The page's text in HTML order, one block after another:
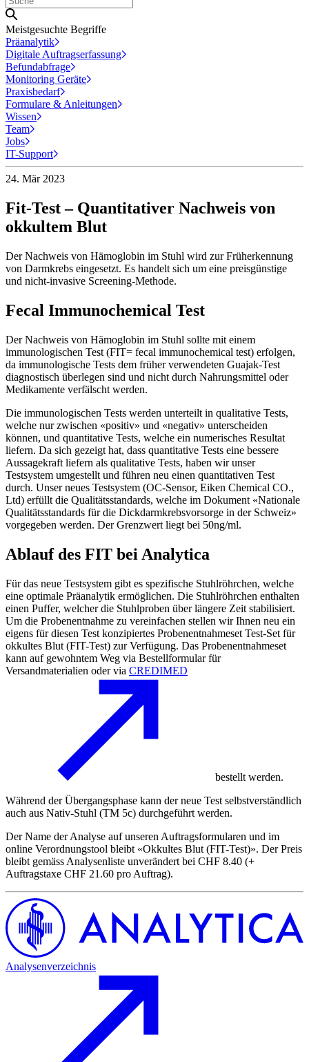
Meistgesuchte Begriffe
Präanalytik
Digitale Auftragserfassung
Befundabfrage
Monitoring Geräte
Praxisbedarf
Formulare & Anleitungen
Wissen
Team
Jobs
IT-Support
24. Mär 2023
Fit-Test – Quanti­tativer Nach­weis von
okkultem Blut
Der Nachweis von Hämoglobin im Stuhl wird zur Früherkennung
von Darmkrebs eingesetzt. Es handelt sich um eine preisgünstige
und nicht-invasive Screening-Methode.
Fecal Immunochemical Test
Der Nachweis von Hämoglobin im Stuhl sollte mit einem
immunologischen Test (FIT= fecal immunochemical test) erfolgen,
da immunologische Tests dem früher verwendeten Guajak-Test
diagnostisch überlegen sind und nicht durch Nahrungsmittel oder
Medikamente verfälscht werden.
Die immunologischen Tests werden unterteilt in qualitative Tests,
welche nur zwischen «positiv» und «negativ» unterscheiden
können, und quantitative Tests, welche ein numerisches Resultat
liefern. Da sich gezeigt hat, dass quantitative Tests eine bessere
Aussagekraft liefern als qualitative Tests, haben wir unser
Testsystem umgestellt und führen neu einen quantitativen Test
durch. Unser neues Testsystem (OC-Sensor, Eiken Chemical CO.,
Ltd) erfüllt die Qualitätsstandards, welche im Dokument «Nationale
Qualitätsstandards für die Dickdarmkrebsvorsorge in der Schweiz»
vorgegeben werden. Der Grenzwert liegt bei 50ng/ml.
Ablauf des FIT bei Analytica
Für das neue Testsystem gibt es spezifische Stuhlröhrchen, welche
eine optimale Präanalytik ermöglichen. Die Stuhlröhrchen enthalten
einen Puffer, welcher die Stuhlproben über längere Zeit stabilisiert.
Um die Probenentnahme zu vereinfachen stellen wir Ihnen neu ein
eigens für diesen Test konzipiertes Probenentnahmeset Test-Set für
okkultes Blut (FIT-Test) zur Verfügung. Das Probenentnahmeset
kann auf gewohntem Weg via Bestellformular für
Versandmaterialien oder via CREDIMED
bestellt werden.
Während der Übergangsphase kann der neue Test selbstverständlich
auch aus Nativ-Stuhl (TM 5c) durchgeführt werden.
Der Name der Analyse auf unseren Auftragsformularen und im
online Verordnungstool bleibt «Okkultes Blut (FIT-Test)». Der Preis
bleibt gemäss Analysenliste unverändert bei CHF 8.40 (+
Auftragstaxe CHF 21.60 pro Auftrag).
Analysenverzeichnis